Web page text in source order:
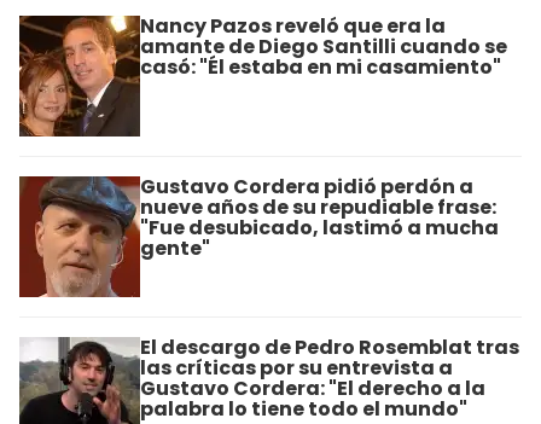
Nancy Pazos reveló que era la
amante de Diego Santilli cuando se
casó: "Él estaba en mi casamiento"
Gustavo Cordera pidió perdón a
nueve años de su repudiable frase:
"Fue desubicado, lastimó a mucha
gente"
El descargo de Pedro Rosemblat tras
las críticas por su entrevista a
Gustavo Cordera: "El derecho a la
palabra lo tiene todo el mundo"